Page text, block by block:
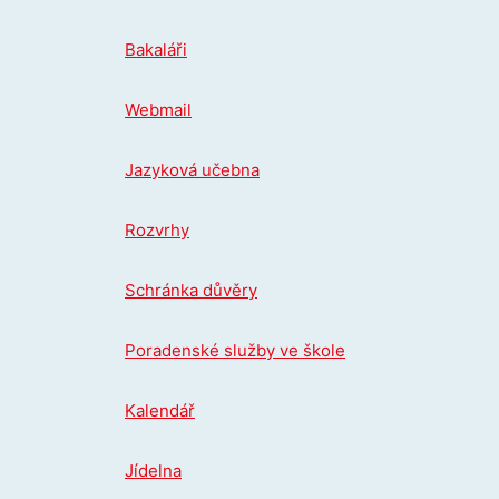
Bakaláři
Webmail
Jazyková učebna
Rozvrhy
Schránka důvěry
Poradenské služby ve škole
Kalendář
Jídelna